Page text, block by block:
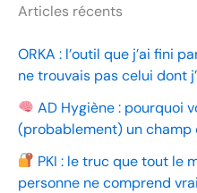
Articles récents
ORKA : l’outil que j’ai fini
ne trouvais pas celui dont
AD Hygiène : pourquoi
(probablement) un champ
PKI : le truc que tout le
personne ne comprend